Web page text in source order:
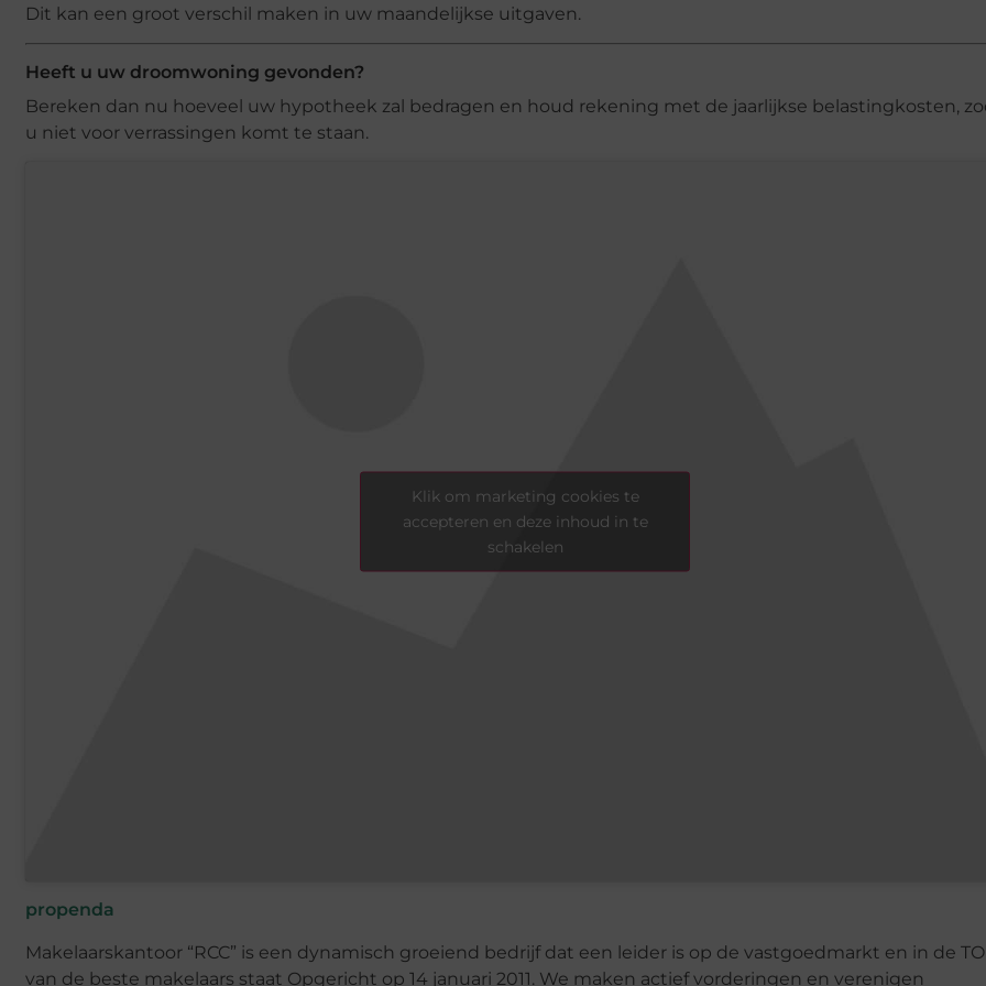
Dit kan een groot verschil maken in uw maandelijkse uitgaven.
Heeft u uw droomwoning gevonden?
Bereken dan nu hoeveel uw hypotheek zal bedragen en houd rekening met de jaarlijkse belastingkosten,
u niet voor verrassingen komt te staan.
Klik om marketing cookies te
accepteren en deze inhoud in te
schakelen
propenda
Makelaarskantoor “RCC” is een dynamisch groeiend bedrijf dat een leider is op de vastgoedmarkt en in de
van de beste makelaars staat Opgericht op 14 januari 2011. We maken actief vorderingen en verenigen